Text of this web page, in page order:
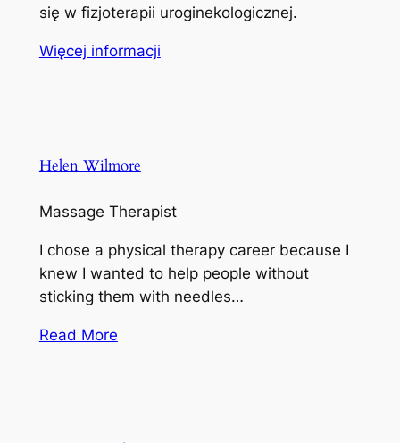
się w fizjoterapii uroginekologicznej.
Więcej informacji
Helen Wilmore
Massage Therapist
I chose a physical therapy career because I
knew I wanted to help people without
sticking them with needles…
Read More